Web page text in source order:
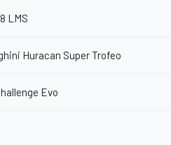
LMS
Huracan Super Trofeo
Evo